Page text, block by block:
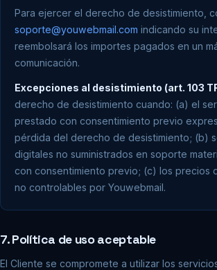
Para ejercer el derecho de desistimiento,
soporte@youwebmail.com indicando su
reembolsará los importes pagados en un
comunicación.
Excepciones al desistimiento (art. 103
derecho de desistimiento cuando: (a) el
prestado con consentimiento previo
pérdida del derecho de desistimiento; (b)
digitales no suministrados en soporte
con consentimiento previo; (c) los precios
no controlables por Youwebmail.
7. Política de uso aceptable
El Cliente se compromete a utilizar los